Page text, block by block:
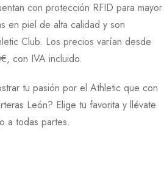
con protección RFID para mayor
en piel de alta calidad y son
Club. Los precios varían desde
con IVA incluido.
tu pasión por el Athletic que con
León? Elige tu favorita y llévate
a todas partes.